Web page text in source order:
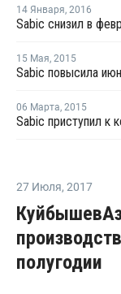
14 Января, 2016
Sabic снизил в
15 Мая, 2015
Sabic повысила
06 Марта, 2015
27 Июля, 2017
полугодии